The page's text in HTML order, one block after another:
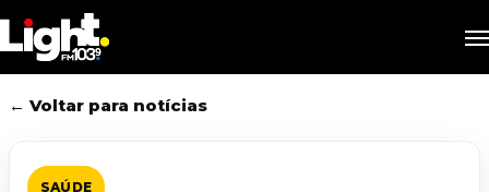
to
main
content
← Voltar para notícias
SAÚDE